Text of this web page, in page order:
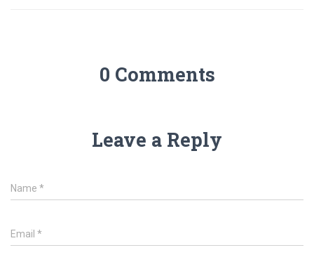
0 Comments
Leave a Reply
Name *
Email *